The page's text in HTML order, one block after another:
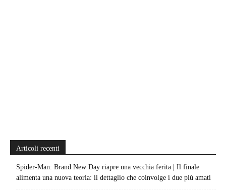
Articoli recenti
Spider-Man: Brand New Day riapre una vecchia ferita | Il finale
alimenta una nuova teoria: il dettaglio che coinvolge i due più amati